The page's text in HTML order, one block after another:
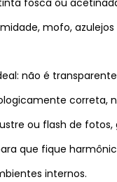
fosca ou
mofo,
não é
ou flash de
que fique
internos.